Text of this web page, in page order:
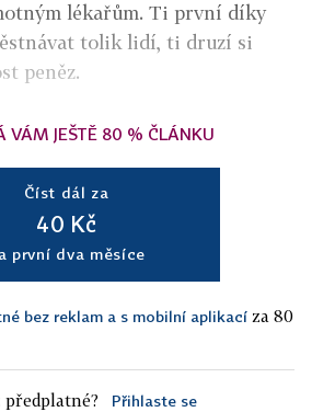
lékařům. Ti první díky
tolik lidí, ti druzí si
peněz.
VÁM JEŠTĚ 80 % ČLÁNKU
Číst dál za
40 Kč
první dva měsíce
bez reklam a s mobilní aplikací za 80
předplatné? Přihlaste se